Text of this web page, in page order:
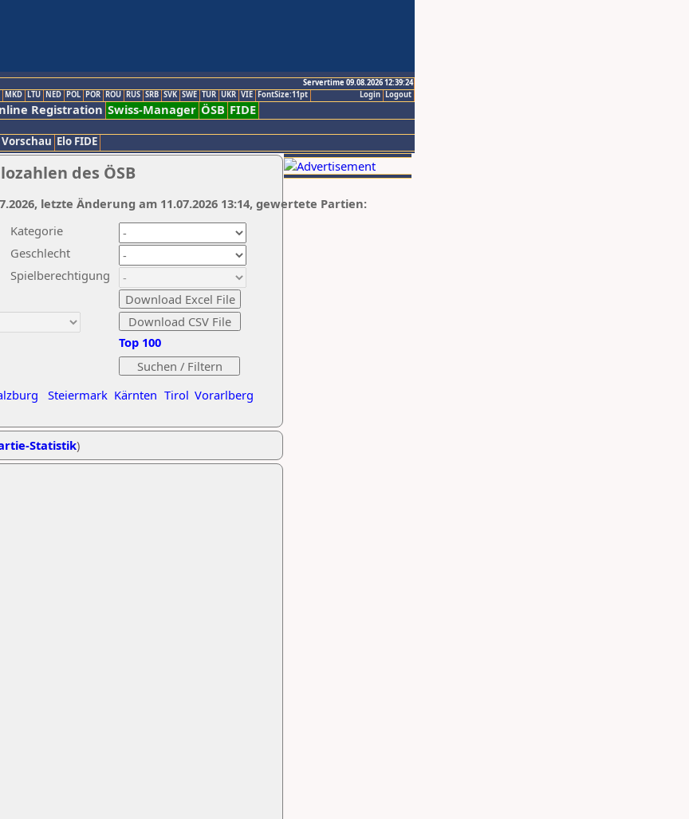
Servertime 09.08.2026 12:39:24
Logout
Login
MKD LTU NED POL POR ROU RUS SRB SVK SWE TUR UKR VIE FontSize:11pt
Registration Swiss-Manager ÖSB FIDE
Vorschau Elo FIDE
des ÖSB
Kategorie
Geschlecht
Spielberechtigung
Steiermark Kärnten Tirol Vorarlberg
Top 100
letzte Änderung am 11.07.2026 13:14, gewertete Partien:
Statistik)